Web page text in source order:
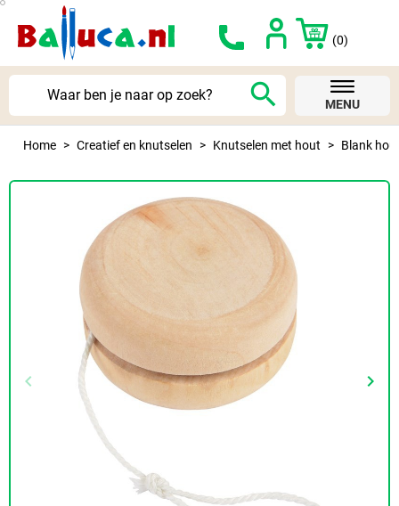
(0)
search MENU
Home Creatief en knutselen Knutselen met hout Blank
Vorige
keyboard_arrow_left keyboard_arrow_right